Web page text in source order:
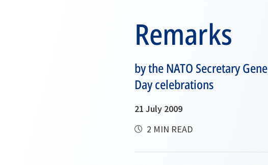
Remarks
by the NATO Secretary
Day celebrations
21 July 2009
2 MIN READ